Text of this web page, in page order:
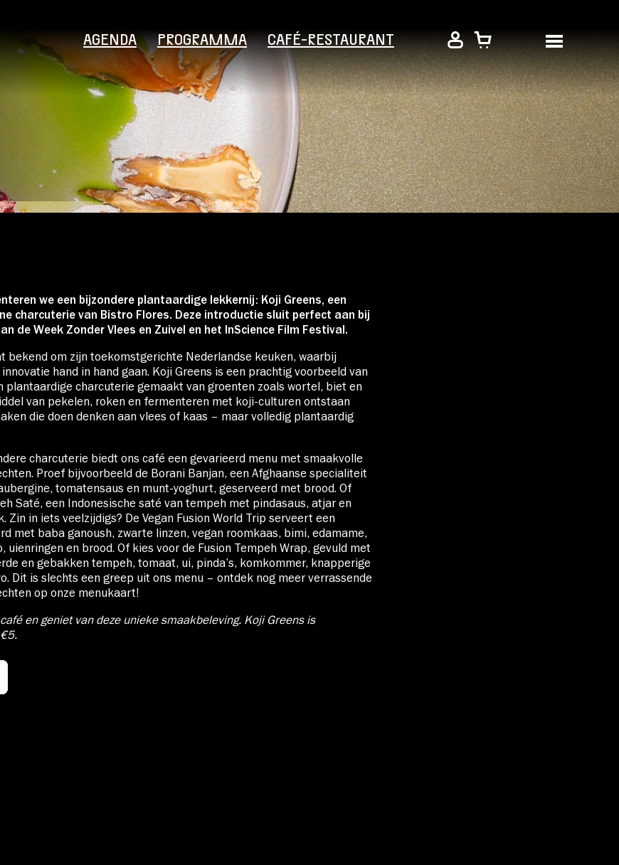
AGENDA PROGRAMMA CAFÉ-RESTAURANT
Bezoekersinformatie
Over Stichting LUX
Nieuws
we een bijzondere plantaardige lekkernij: Koji Greens, een
charcuterie van Bistro Flores. Deze introductie sluit perfect aan bij
de Week Zonder Vlees en Zuivel en het InScience Film Festival.
bekend om zijn toekomstgerichte Nederlandse keuken, waarbij
hand in hand gaan. Koji Greens is een prachtig voorbeeld van
plantaardige charcuterie gemaakt van groenten zoals wortel, biet en
van pekelen, roken en fermenteren met koji-culturen ontstaan
die doen denken aan vlees of kaas – maar volledig plantaardig
charcuterie biedt ons café een gevarieerd menu met smaakvolle
Proef bijvoorbeeld de Borani Banjan, een Afghaanse specialiteit
tomatensaus en munt-yoghurt, geserveerd met brood. Of
Saté, een Indonesische saté van tempeh met pindasaus, atjar en
Zin in iets veelzijdigs? De Vegan Fusion World Trip serveert een
met baba ganoush, zwarte linzen, vegan roomkaas, bimi, edamame,
uienringen en brood. Of kies voor de Fusion Tempeh Wrap, gevuld met
en gebakken tempeh, tomaat, ui, pinda’s, komkommer, knapperige
Dit is slechts een greep uit ons menu – ontdek nog meer verrassende
op onze menukaart!
en geniet van deze unieke smaakbeleving. Koji Greens is